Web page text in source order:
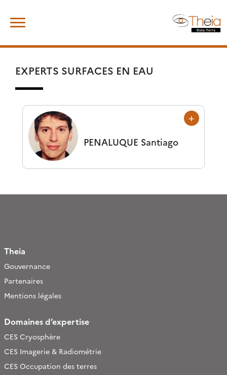
content
EXPERTS SURFACES EN EAU
PENALUQUE Santiago
Theia
Gouvernance
Partenaires
Mentions légales
Domaines d’expertise
CES Cryosphère
CES Imagerie & Radiométrie
CES Occupation des terres